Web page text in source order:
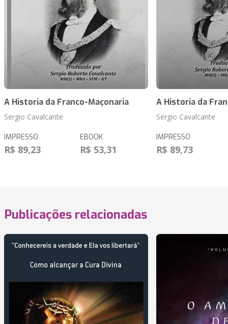
A Historia da Franco-Maçonaria
Sergio Cavalcante
IMPRESSO
R$ 89,23
EBOOK
R$ 53,31
A Historia da
Sergio Cavalcante
IMPRESSO
R$ 89,73
Publicações relacionadas